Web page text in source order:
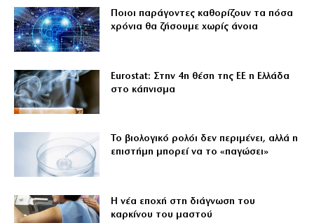
Ποιοι παράγοντες καθορίζουν τα πόσα
χρόνια θα ζήσουμε χωρίς άνοια
Eurostat: Στην 4η θέση της ΕΕ η Ελλάδα
στο κάπνισμα
Το βιολογικό ρολόι δεν περιμένει, αλλά η
επιστήμη μπορεί να το «παγώσει»
Η νέα εποχή στη διάγνωση του
καρκίνου του μαστού